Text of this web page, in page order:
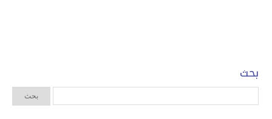
بحث